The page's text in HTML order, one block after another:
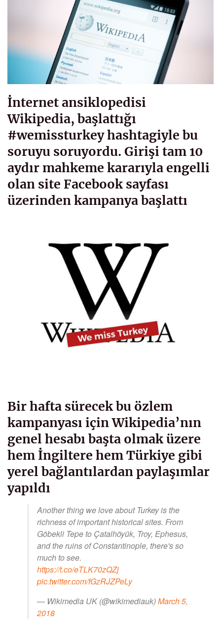
İnternet ansiklopedisi
Wikipedia, başlattığı
#wemissturkey hashtagiyle bu
soruyu soruyordu. Girişi tam 10
aydır mahkeme kararıyla engelli
olan site Facebook sayfası
üzerinden kampanya başlattı
Bir hafta sürecek bu özlem
kampanyası için Wikipedia’nın
genel hesabı başta olmak üzere
hem İngiltere hem Türkiye gibi
yerel bağlantılardan paylaşımlar
yapıldı
Another thing we love about Turkey is the
richness of important historical sites. From
Göbekli Tepe to Çatalhöyük, Troy, Ephesus,
and the ruins of Constantinople, there's so
much to see.
https://t.co/eTLK70zQZj
pic.twitter.com/fGzRJZPeLy
— Wikimedia UK (@wikimediauk)March 5,
2018